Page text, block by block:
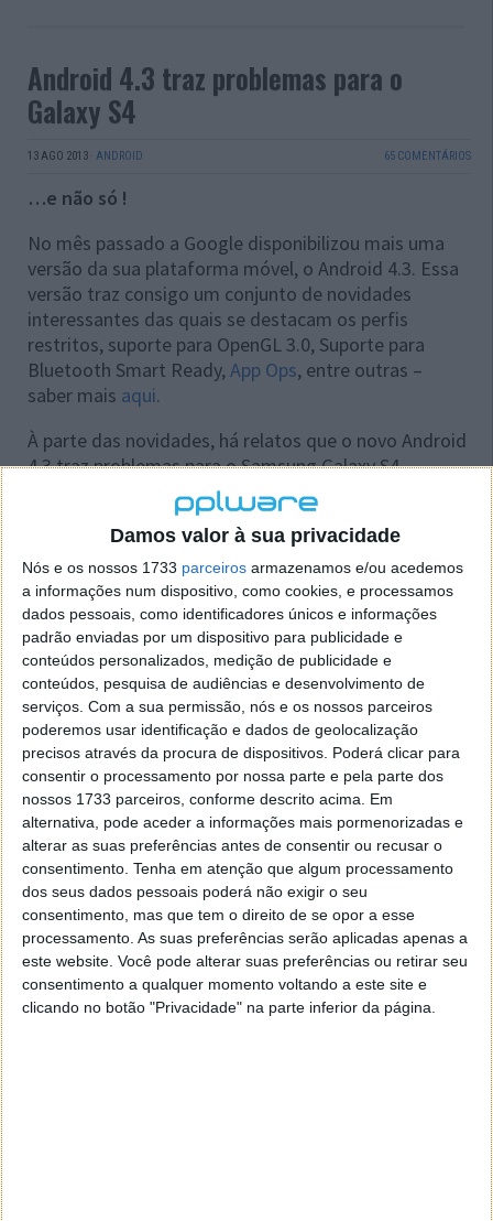
Damos valor à sua privacidade
Nós e os nossos 1733 parceiros armazenamos e/ou acedemos
a informações num dispositivo, como cookies, e processamos
dados pessoais, como identificadores únicos e informações
padrão enviadas por um dispositivo para publicidade e
conteúdos personalizados, medição de publicidade e
conteúdos, pesquisa de audiências e desenvolvimento de
serviços. Com a sua permissão, nós e os nossos parceiros
poderemos usar identificação e dados de geolocalização
precisos através da procura de dispositivos. Poderá clicar para
consentir o processamento por nossa parte e pela parte dos
nossos 1733 parceiros, conforme descrito acima. Em
alternativa, pode aceder a informações mais pormenorizadas e
alterar as suas preferências antes de consentir ou recusar o
consentimento. Tenha em atenção que algum processamento
dos seus dados pessoais poderá não exigir o seu
consentimento, mas que tem o direito de se opor a esse
processamento. As suas preferências serão aplicadas apenas a
este website. Você pode alterar suas preferências ou retirar seu
consentimento a qualquer momento voltando a este site e
clicando no botão "Privacidade" na parte inferior da página.
Android 4.3 traz problemas para o
Galaxy S4
13 AGO 2013 · ANDROID 65 COMENTÁRIOS
…e não só !
No mês passado a Google disponibilizou mais uma
versão da sua plataforma móvel, o Android 4.3. Essa
versão traz consigo um conjunto de novidades
interessantes das quais se destacam os perfis
restritos, suporte para OpenGL 3.0, Suporte para
Bluetooth Smart Ready,App Ops, entre outras –
saber mais aqui.
À parte das novidades, há relatos que o novo Android
4.3 traz problemas para o Samsung Galaxy S4.
A nova versão do Android será…
Eu escrevi na semana passada um artigosobre
algumas das funcionalidades e melhorias mais
especuladas que poderiam vir no Android 5.0, a